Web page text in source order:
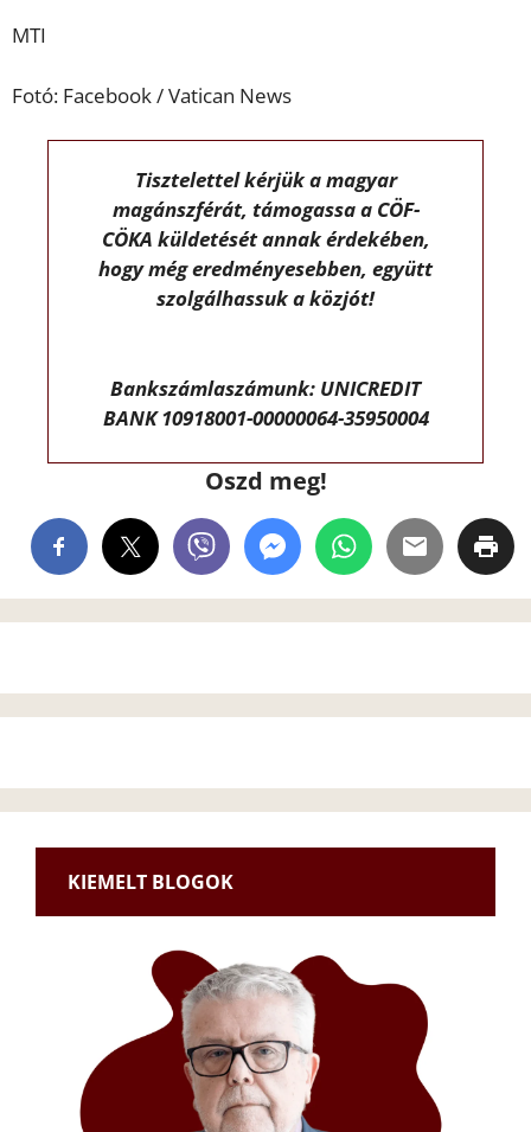
MTI
Fotó: Facebook / Vatican News
Tisztelettel kérjük a magyar
magánszférát, támogassa a CÖF-
CÖKA küldetését annak érdekében,
hogy még eredményesebben, együtt
szolgálhassuk a közjót!
Bankszámlaszámunk: UNICREDIT
BANK 10918001-00000064-35950004
Oszd meg!
KIEMELT BLOGOK